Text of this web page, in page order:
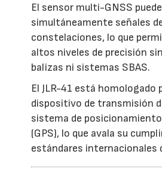
El sensor multi-GNSS
simultáneamente señales
constelaciones, lo que
altos niveles de precisión
balizas ni sistemas SBAS.
El JLR-41 está homologado
dispositivo de transmisión
sistema de
(GPS), lo que avala su
estándares internacionales